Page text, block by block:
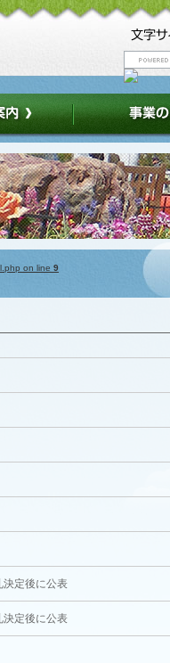
on line 9
後に公表
後に公表